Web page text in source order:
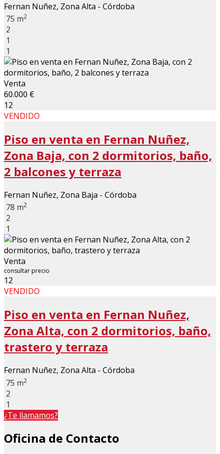
Fernan Nuñez, Zona Alta - Córdoba
75 m2
2
1
1
Venta
60.000 €
12
VENDIDO
Piso en venta en Fernan Nuñez,
Zona Baja, con 2 dormitorios, baño,
2 balcones y terraza
Fernan Nuñez, Zona Baja - Córdoba
78 m2
2
1
Venta
consultar precio
12
VENDIDO
Piso en venta en Fernan Nuñez,
Zona Alta, con 2 dormitorios, baño,
trastero y terraza
Fernan Nuñez, Zona Alta - Córdoba
75 m2
2
1
¿Te llamamos?
Oficina de Contacto